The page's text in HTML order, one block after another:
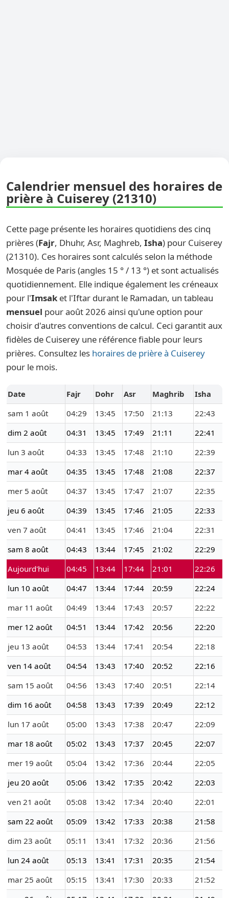
Calendrier mensuel des horaires de
prière à Cuiserey (21310)
Cette page présente les horaires quotidiens des cinq
prières (Fajr, Dhuhr, Asr, Maghreb, Isha) pour Cuiserey
(21310). Ces horaires sont calculés selon la méthode
Mosquée de Paris (angles 15 ° / 13 °) et sont actualisés
quotidiennement. Elle indique également les créneaux
pour l'Imsak et l'Iftar durant le Ramadan, un tableau
mensuel pour août 2026 ainsi qu'une option pour
choisir d'autres conventions de calcul. Ceci garantit aux
fidèles de Cuiserey une référence fiable pour leurs
prières. Consultez les horaires de prière à Cuiserey
pour le mois.
Date Fajr Dohr Asr Maghrib
Isha
sam 1 août
04:29 13:45 17:50 21:13
22:43
dim 2 août
04:31 13:45 17:49 21:11
22:41
lun 3 août
04:33 13:45 17:48 21:10
22:39
mar 4 août
04:35 13:45 17:48 21:08
22:37
mer 5 août
04:37 13:45 17:47 21:07
22:35
jeu 6 août
04:39 13:45 17:46 21:05
22:33
ven 7 août
04:41 13:45 17:46 21:04
22:31
sam 8 août
04:43 13:44 17:45 21:02
22:29
Aujourd'hui
04:45 13:44 17:44 21:01
22:26
lun 10 août
04:47 13:44 17:44 20:59
22:24
mar 11 août
04:49 13:44 17:43 20:57
22:22
mer 12 août
04:51 13:44 17:42 20:56
22:20
jeu 13 août
04:53 13:44 17:41 20:54
22:18
ven 14 août
04:54 13:43 17:40 20:52
22:16
sam 15 août
04:56 13:43 17:40 20:51
22:14
dim 16 août
04:58 13:43 17:39 20:49
22:12
lun 17 août
05:00 13:43 17:38 20:47
22:09
mar 18 août
05:02 13:43 17:37 20:45
22:07
mer 19 août
05:04 13:42 17:36 20:44
22:05
jeu 20 août
05:06 13:42 17:35 20:42
22:03
ven 21 août
05:08 13:42 17:34 20:40
22:01
sam 22 août
05:09 13:42 17:33 20:38
21:58
dim 23 août
05:11 13:41 17:32 20:36
21:56
lun 24 août
05:13 13:41 17:31 20:35
21:54
mar 25 août
05:15 13:41 17:30 20:33
21:52